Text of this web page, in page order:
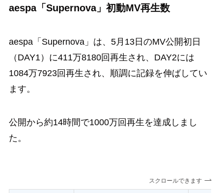
aespa「Supernova」初動MV再生数
aespa「Supernova」は、5月13日のMV公開初日
（DAY1）に411万8180回再生され、DAY2には
1084万7923回再生され、順調に記録を伸ばしてい
ます。
公開から約14時間で1000万回再生を達成しまし
た。
スクロールできます